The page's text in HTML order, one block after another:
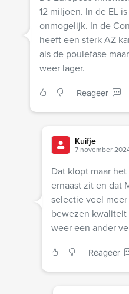
12 miljoen. In de EL
onmogelijk. In de
heeft een sterk AZ
als de poulefase
weer lager.
Reageer
Kuifje
7 november
Dat klopt maar
ernaast zit en dat
selectie veel
bewezen
weer een ander
Reageer